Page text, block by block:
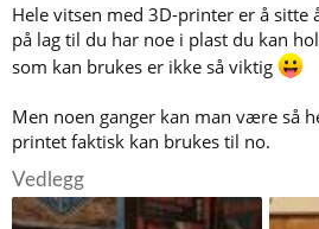
Hele vitsen med 3D-printer er å sitte
på lag til du har noe i plast du kan
som kan brukes er ikke så viktig
Men noen ganger kan man være så
printet faktisk kan brukes til no.
Vedlegg